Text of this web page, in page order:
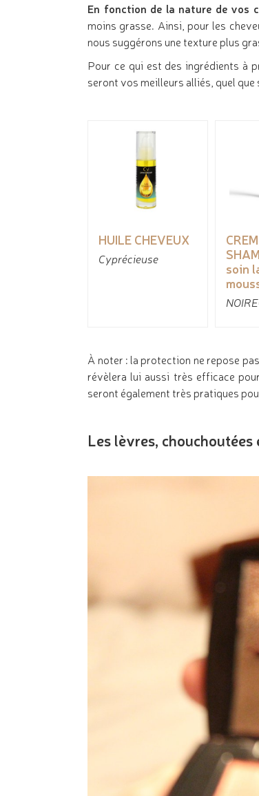
En fonction de la nature de vos
moins grasse. Ainsi, pour les
nous suggérons une texture plus
Pour ce qui est des ingrédients à
seront vos meilleurs alliés, quel
HUILE CHEVEUX
Cyprécieuse
soin
À noter : la protection ne repose
révèlera lui aussi très efficace pour
seront également très pratiques
Les lèvres,